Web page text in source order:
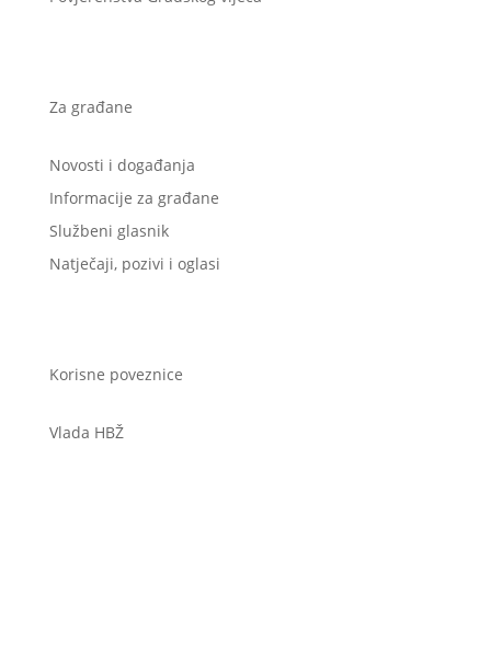
Za građane
Novosti i događanja
Informacije za građane
Službeni glasnik
Natječaji, pozivi i oglasi
Korisne poveznice
Vlada HBŽ